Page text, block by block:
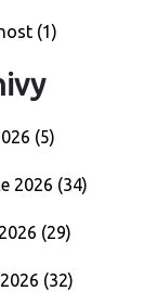
(1)
(5)
2026 (34)
(29)
(32)